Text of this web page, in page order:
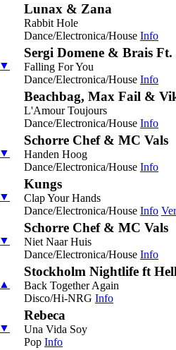
Lunax & Zana
Rabbit Hole
Dance/Electronica/House Info
▼
Sergi Domene & Brais
Falling For You
Dance/Electronica/House Info
Beachbag, Max Fail &
L'Amour Toujours
Dance/Electronica/House Info
▼
Schorre Chef & MC Vals
Handen Hoog
Dance/Electronica/House Info
▼
Kungs
Clap Your Hands
Dance/Electronica/House Info
▼
Schorre Chef & MC Vals
Niet Naar Huis
Dance/Electronica/House Info
▲
Stockholm Nightlife ft
Back Together Again
Disco/Hi-NRG Info
▼
Rebeca
Una Vida Soy
Pop Info